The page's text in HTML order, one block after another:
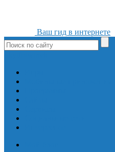
Ваш гид в интернете